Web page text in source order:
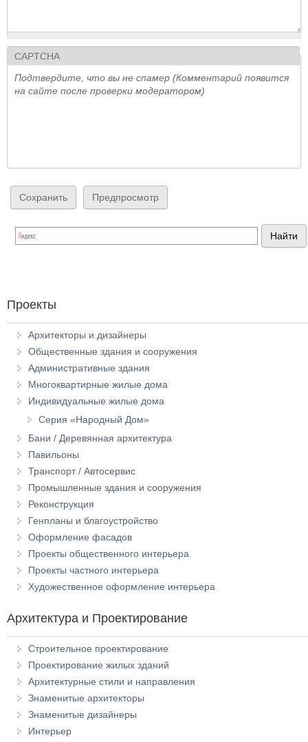
CAPTCHA
Подтвердите, что вы не спамер (Комментарий появится
на сайте после проверки модератором)
Проекты
Архитекторы и дизайнеры
Общественные здания и сооружения
Административные здания
Многоквартирные жилые дома
Индивидуальные жилые дома
Серия «Народный Дом»
Бани / Деревянная архитектура
Павильоны
Транспорт / Автосервис
Промышленные здания и сооружения
Реконструкция
Генпланы и благоустройство
Оформление фасадов
Проекты общественного интерьера
Проекты частного интерьера
Художественное оформление интерьера
Архитектура и Проектирование
Строительное проектирование
Проектирование жилых зданий
Архитектурные стили и направления
Знаменитые архитекторы
Знаменитые дизайнеры
Интерьер